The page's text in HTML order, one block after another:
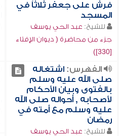
فرش على جعفر ثلاثاً في
المسجد
للشيخ: عبد الحي يوسف
جزء من محاضرة ( ديوان الإفتاء
[330])
الفهرس:اشتغاله
صلى الله عليه وسلم
بالفتوى وبيان الأحكام
لأصحابه , أحواله صلى الله
عليه وسلم مع أمته في
رمضان
للشيخ: عبد الحي يوسف